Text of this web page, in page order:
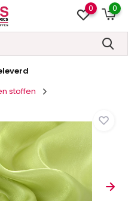
0 0
&Lage prijzen
stoffen